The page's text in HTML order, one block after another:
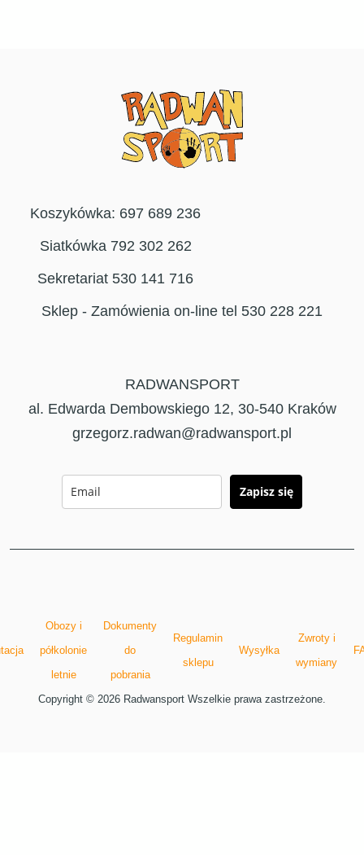
Koszykówka: 697 689 236
Siatkówka 792 302 262
Sekretariat 530 141 716
Sklep - Zamówienia on-line tel 530 228 221
RADWANSPORT
al. Edwarda Dembowskiego 12, 30-540 Kraków
grzegorz.radwan@radwansport.pl
Zapisz się
Obozy i
półkolonie
letnie
Dokumenty
do
pobrania
Regulamin
sklepu
Wysyłka
Zwroty i
wymiany
Copyright © 2026 Radwansport Wszelkie prawa zastrzeżone.